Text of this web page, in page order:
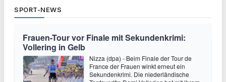
SPORT-NEWS
Frauen-Tour vor Finale mit Sekundenkrimi:
Vollering in Gelb
Nizza (dpa) - Beim Finale der Tour de
France der Frauen winkt erneut ein
Sekundenkrimi. Die niederländische